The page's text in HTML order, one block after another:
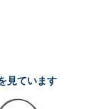
見ています